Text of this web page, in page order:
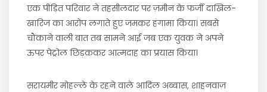
एक पीड़ित परिवार ने तहसीलदार पर ज़मीन के फर्जी दाखिल-
खारिज का आरोप लगाते हुए जमकर हंगामा किया। सबसे
चौंकाने वाली बात तब सामने आई जब एक युवक ने अपने
ऊपर पेट्रोल छिड़ककर आत्मदाह का प्रयास किया।
सरायमीर मोहल्ले के रहने वाले आदिल अब्बास, शाहनवाज़